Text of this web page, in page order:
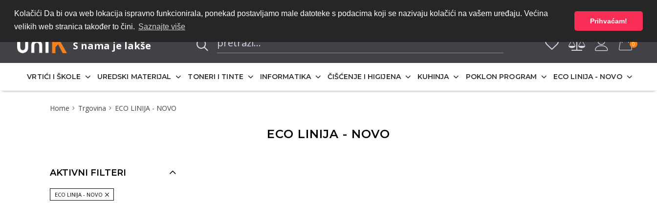
Kolačići Da bi ova web lokacija ispravno funkcionirala, ponekad postavljamo male datoteke s podacima koji se nazivaju kolačići na vašem uređaju. Većina
velikih web stranica također to čini. Saznajte više
Prihvaćam!
Bez registracije do ponude | Besplatna dostava za narudžbe iznad 70 eura bez PDV-a | Cijene
iskazane bez PDV-a
O NAMA
S nama je lakše 0
VRTIĆI I ŠKOLE UREDSKI MATERIJAL TONERI I TINTE INFORMATIKA ČIŠĆENJE I HIGIJENA KUHINJA POKLON PROGRAM ECO LINIJA - NOVO
Home Trgovina ECO LINIJA - NOVO
ECO LINIJA - NOVO
AKTIVNI FILTERI
ECO LINIJA - NOVO